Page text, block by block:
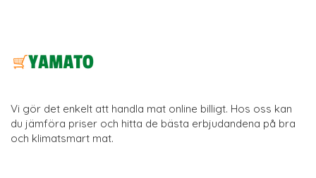
Vi gör det enkelt att handla mat online billigt. Hos oss kan
du jämföra priser och hitta de bästa erbjudandena på bra
och klimatsmart mat.